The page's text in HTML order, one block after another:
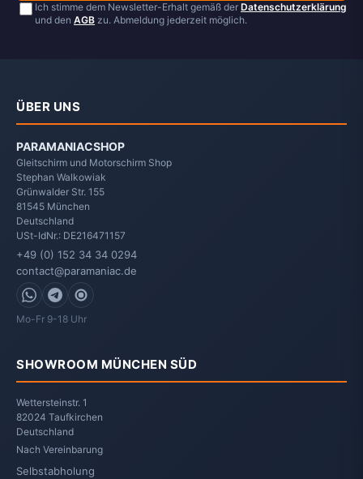
Ich stimme dem Newsletter-Erhalt gemäß der Datenschutzerklärung
und den AGB zu. Abmeldung jederzeit möglich.
ÜBER UNS
PARAMANIACSHOP
Gleitschirm und Motorschirm Shop
Stephan Walkowiak
Grünwalder Str. 155
81545 München
Deutschland
USt-IdNr.: DE216471157
+49 (0) 152 34 34 0294
contact@paramaniac.de
WhatsApp
Telegram
Signal
Mo-Fr 9-18 Uhr
SHOWROOM MÜNCHEN SÜD
Wettersteinstr. 1
82024 Taufkirchen
Deutschland
Nach Vereinbarung
Selbstabholung